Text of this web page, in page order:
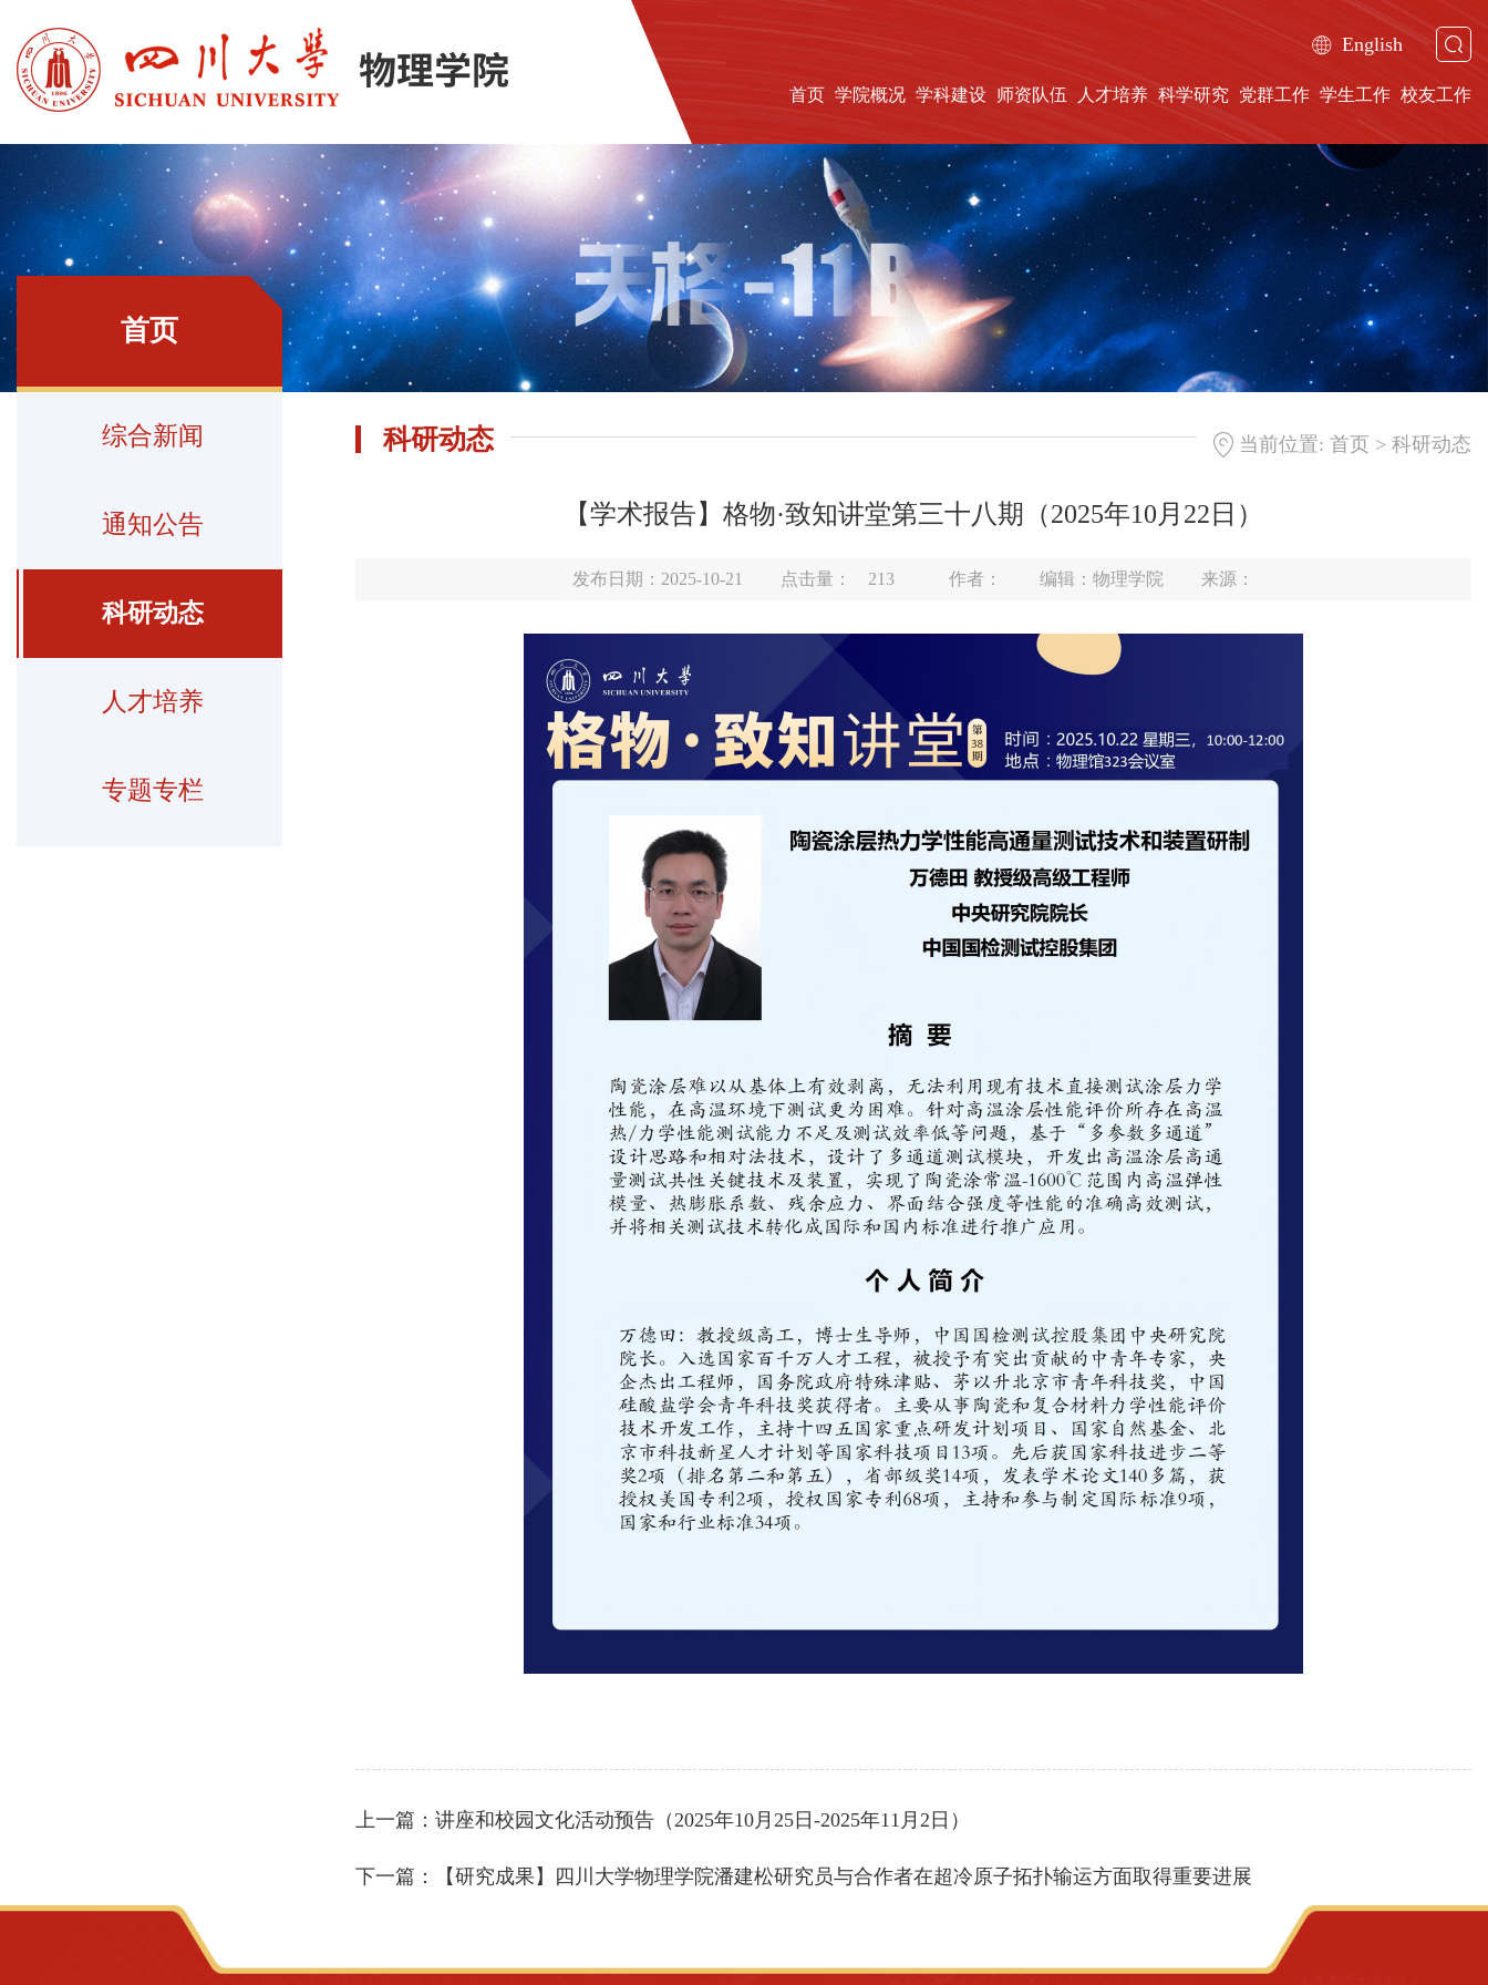
English
首页 学院概况 学科建设 师资队伍 人才培养 科学研究 党群工作 学生工作 校友工作
首页
综合新闻
通知公告
科研动态
人才培养
专题专栏
科研动态 当前位置: 首页 > 科研动态
【学术报告】格物·致知讲堂第三十八期（2025年10月22日）
发布日期：2025-10-21 点击量： 213 作者： 编辑：物理学院 来源：
上一篇： 讲座和校园文化活动预告（2025年10月25日-2025年11月2日）
下一篇： 【研究成果】四川大学物理学院潘建松研究员与合作者在超冷原子拓扑输运方面取得重要进展